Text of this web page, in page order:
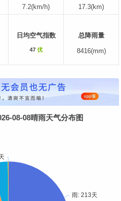
7.2(km/h) 17.3(km)
日均空气指数
47 优
总降雨量
8416(mm)
08-08晴雨天气分布图